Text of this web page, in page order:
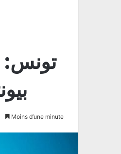
تونس:
Moins d’une minute